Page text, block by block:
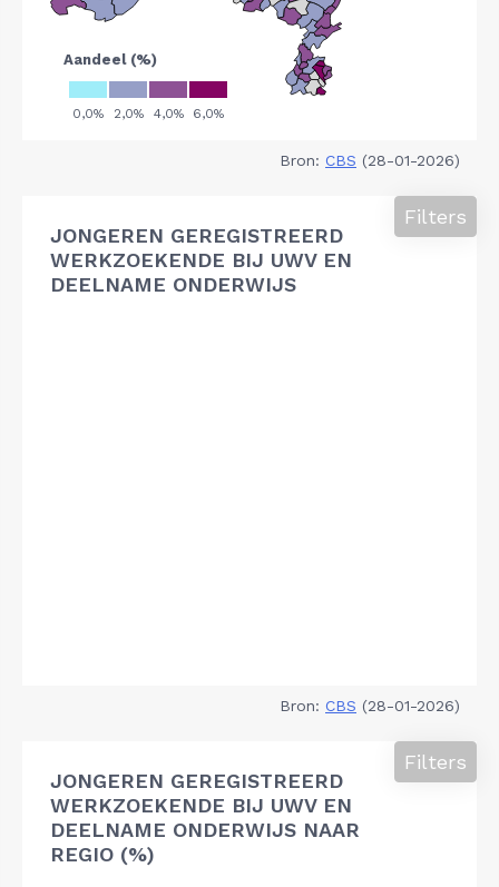
Bron: CBS (28-01-2026)
JONGEREN GEREGISTREERD
WERKZOEKENDE BIJ UWV EN
DEELNAME ONDERWIJS
Filters
Bron: CBS (28-01-2026)
JONGEREN GEREGISTREERD
WERKZOEKENDE BIJ UWV EN
DEELNAME ONDERWIJS NAAR
REGIO (%)
Filters